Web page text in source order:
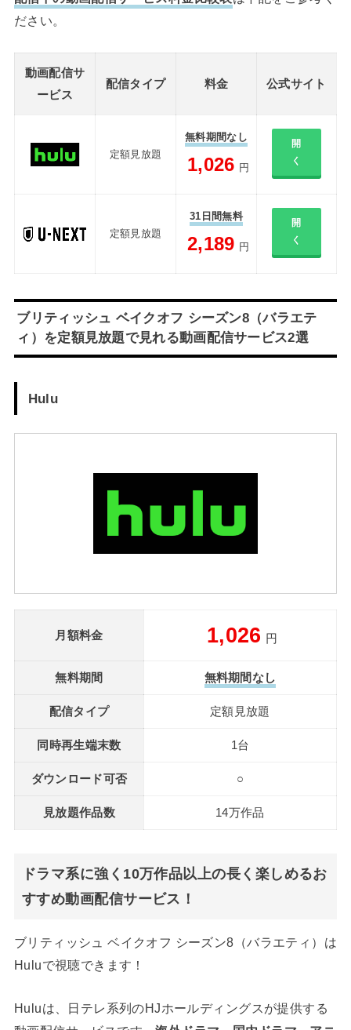
ださい。
動画配信サ
ービス
配信タイプ 料金 公式サイト
定額見放題
無料期間なし
1,026 円
開
く
定額見放題
31日間無料
2,189 円
開
く
ブリティッシュ ベイクオフ シーズン8（バラエテ
ィ）を定額見放題で見れる動画配信サービス2選
Hulu
月額料金 1,026 円
無料期間 無料期間なし
配信タイプ 定額見放題
同時再生端末数 1台
ダウンロード可否 ○
見放題作品数 14万作品
ドラマ系に強く10万作品以上の長く楽しめるお
すすめ動画配信サービス！
ブリティッシュ ベイクオフ シーズン8（バラエティ）は
Huluで視聴できます！
Huluは、日テレ系列のHJホールディングスが提供する